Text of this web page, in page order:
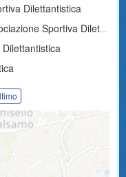
Dilettantistica
Sportiva Dilettantistica